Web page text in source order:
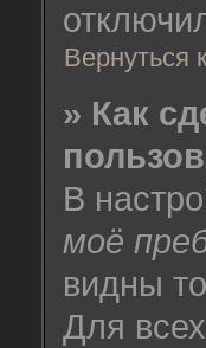
Вернуться
» Как
В
моё
видны
Для